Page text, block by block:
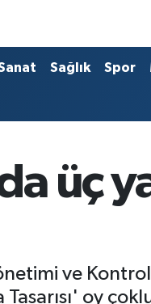
Sağlık Spor
üç
ve Kontrol
Tasarısı' oy